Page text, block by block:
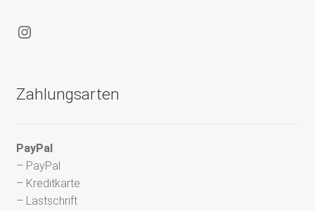
Instagram
Zahlungsarten
PayPal
– PayPal
– Kreditkarte
– Lastschrift